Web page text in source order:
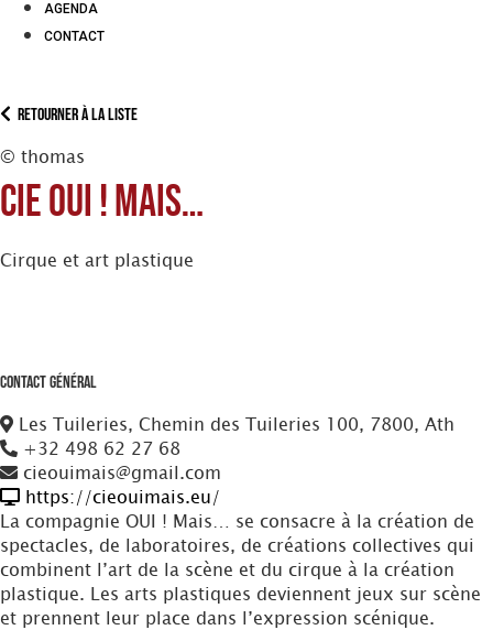
AGENDA
CONTACT
Retourner à la liste
© thomas
Cie OUI ! Mais…
Cirque et art plastique
Contact Général
Les Tuileries, Chemin des Tuileries 100, 7800, Ath
+32 498 62 27 68
cieouimais@gmail.com
https://cieouimais.eu/
La compagnie OUI ! Mais… se consacre à la création de
spectacles, de laboratoires, de créations collectives qui
combinent l’art de la scène et du cirque à la création
plastique. Les arts plastiques deviennent jeux sur scène
et prennent leur place dans l’expression scénique.